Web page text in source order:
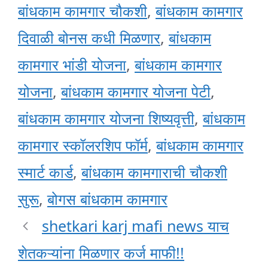
बांधकाम कामगार चौकशी,बांधकाम कामगार
दिवाळी बोनस कधी मिळणार,बांधकाम
कामगार भांडी योजना,बांधकाम कामगार
योजना,बांधकाम कामगार योजना पेटी,
बांधकाम कामगार योजना शिष्यवृत्ती,बांधकाम
कामगार स्कॉलरशिप फॉर्म,बांधकाम कामगार
स्मार्ट कार्ड,बांधकाम कामगाराची चौकशी
सुरू,बोगस बांधकाम कामगार
shetkari karj mafi news याच
शेतकऱ्यांना मिळणार कर्ज माफी!!